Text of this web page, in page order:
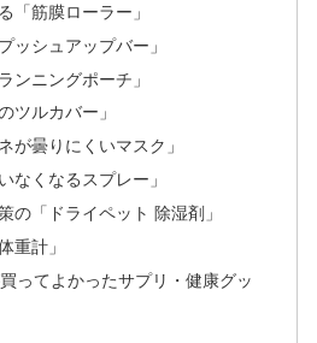
「筋膜ローラー」
ッシュアップバー」
ンニングポーチ」
ツルカバー」
が曇りにくいマスク」
なくなるスプレー」
の「ドライペット 除湿剤」
重計」
ってよかったサプリ・健康グッ